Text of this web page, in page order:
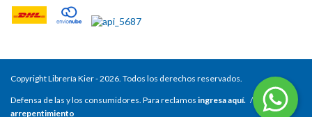
Copyright Librería Kier - 2026. Todos los derechos reservados.
Defensa de las y los consumidores. Para reclamos ingresa aquí. /
Botón de
arrepentimiento